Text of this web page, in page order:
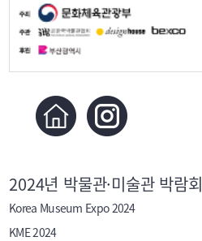
2024년 박물관·미술관 박람회
Korea Museum Expo 2024
KME 2024